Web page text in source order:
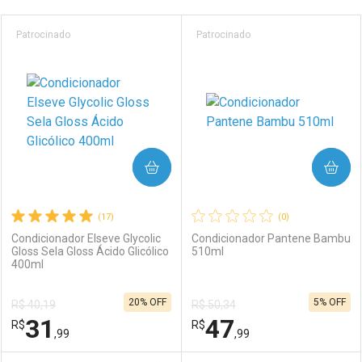
Prateleira
(17)
Condicionador Elseve Glycolic
Gloss Sela Gloss Ácido Glicólico
400ml
Patrocinado
R$ 40,19
R$31 ,99
20% OFF
COMPRAR
(0)
Condicionador Pantene Bambu
510ml
Patrocinado
R$ 50,34
R$47,99
5% OFF
COMPRAR